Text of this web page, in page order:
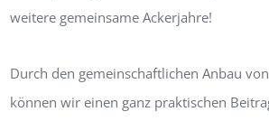
weitere gemeinsame Ackerjahre!
Durch den gemeinschaftlichen Anbau
können wir einen ganz praktischen